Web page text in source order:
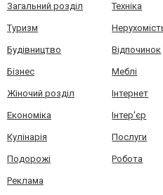
Загальний розділ Техніка
Туризм
Будівництво Відпочинок
Бізнес Меблі
Жіночий розділ Інтернет
Економіка Інтер'єр
Кулінарія Послуги
Подорожі Робота
Реклама